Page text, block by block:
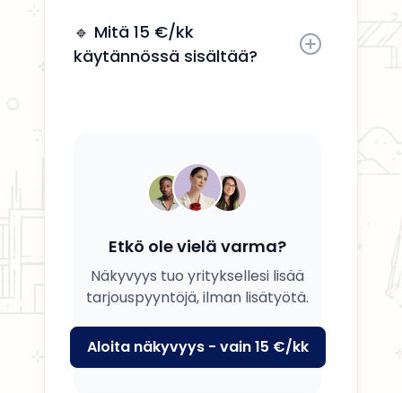
ja kuvauksesi milloin tahansa.
🔹 Mitä 15 €/kk
käytännössä sisältää?
Etkö ole vielä varma?
Näkyvyys tuo yrityksellesi lisää
tarjouspyyntöjä, ilman lisätyötä.
Aloita näkyvyys - vain 15 €/kk